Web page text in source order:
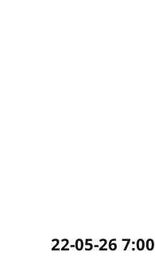
22-05-26